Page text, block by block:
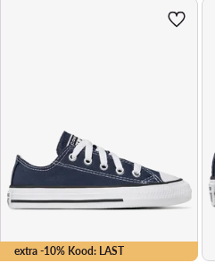
extra -10% Kood: LAST